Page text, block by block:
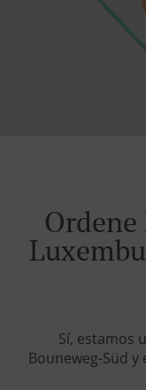
Sí, estamos
Bouneweg-Süd